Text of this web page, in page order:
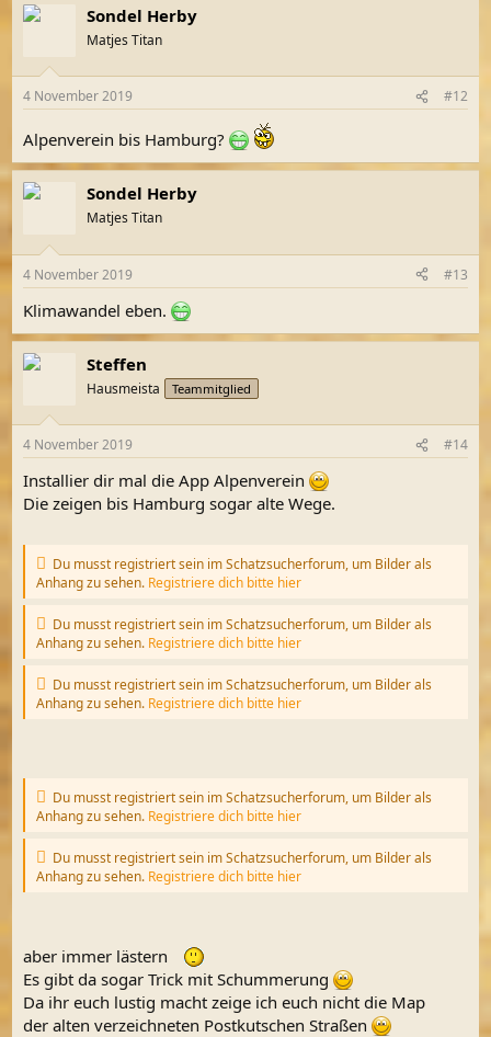
Sondel Herby
Matjes Titan
4 November 2019 #12
Alpenverein bis Hamburg?
Sondel Herby
Matjes Titan
4 November 2019 #13
Klimawandel eben.
Steffen
Hausmeista Teammitglied
4 November 2019 #14
Installier dir mal die App Alpenverein
Die zeigen bis Hamburg sogar alte Wege.
Du musst registriert sein im Schatzsucherforum, um Bilder als
Anhang zu sehen. Registriere dich bitte hier
Du musst registriert sein im Schatzsucherforum, um Bilder als
Anhang zu sehen. Registriere dich bitte hier
Du musst registriert sein im Schatzsucherforum, um Bilder als
Anhang zu sehen. Registriere dich bitte hier
Du musst registriert sein im Schatzsucherforum, um Bilder als
Anhang zu sehen. Registriere dich bitte hier
Du musst registriert sein im Schatzsucherforum, um Bilder als
Anhang zu sehen. Registriere dich bitte hier
aber immer lästern
Es gibt da sogar Trick mit Schummerung
Da ihr euch lustig macht zeige ich euch nicht die Map
der alten verzeichneten Postkutschen Straßen